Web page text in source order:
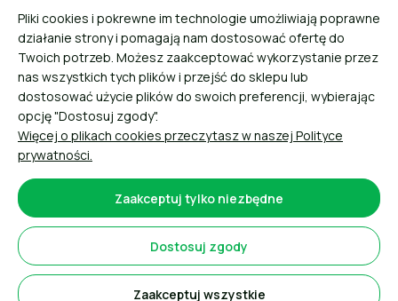
PŁATNOŚCI I DOSTAWA
INFORMACJE
O NAS
Pliki cookies i pokrewne im technologie umożliwiają poprawne
działanie strony i pomagają nam dostosować ofertę do
Twoich potrzeb. Możesz zaakceptować wykorzystanie przez
nas wszystkich tych plików i przejść do sklepu lub
dostosować użycie plików do swoich preferencji, wybierając
opcję "Dostosuj zgody".
Więcej o plikach cookies przeczytasz w naszej Polityce
prywatności.
Zaakceptuj tylko niezbędne
Dostosuj zgody
Zaakceptuj wszystkie